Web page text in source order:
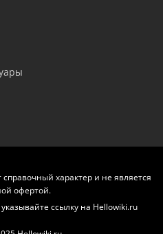
характер и не является
офертой.
ссылку на Hellowiki.ru